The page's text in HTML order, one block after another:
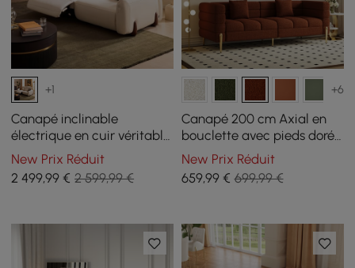
+1
Canapé inclinable
électrique en cuir véritable
Curva de 85 pouces avec
appuie-tête réglable
New Prix Réduit
2 499,99 € 2 599,99 €
+6
Canapé 200 cm Axial en
bouclette avec pieds dorés
et coussins
New Prix Réduit
659,99€ 699,99 €